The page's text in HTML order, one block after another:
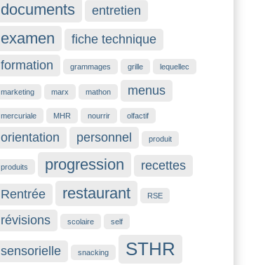
documents
entretien
examen
fiche technique
formation
grammages grille lequellec
marketing marx mathon menus
mercuriale MHR nourrir olfactif
orientation personnel produit
produits progression recettes
Rentrée restaurant RSE
révisions scolaire self
sensorielle snacking STHR